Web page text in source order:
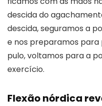
descida do
descida, seguramos a
e nos preparamos
pulo, voltamos para a
exercício.
Flexão nórdica